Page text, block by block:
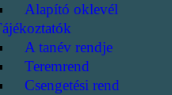
Alapító oklevél
A tanév rendje
Teremrend
Csengetési rend